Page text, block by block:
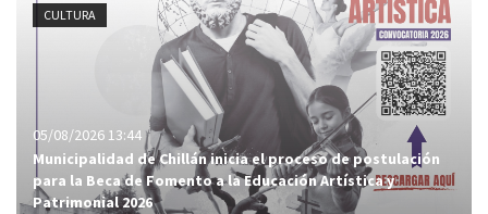
CULTURA
05/08/2026 13:44
Municipalidad de Chillán inicia el proceso de postulación
para la Beca de Fomento a la Educación Artística y
Patrimonial 2026